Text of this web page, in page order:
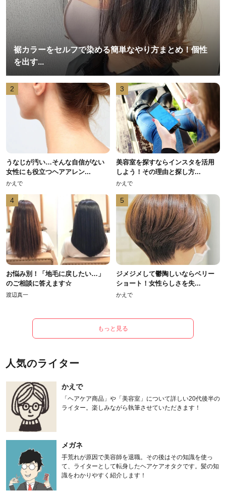
裾カラーをセルフで染める簡単なやり方まとめ！個性
を出す...
2
うなじが汚い…そんな自信がない
女性にも役立つヘアアレン...
かえで
3
美容室を探すならインスタを活用
しよう！その理由と探し方...
かえで
4
お悩み別！「地毛に戻したい…」
のご相談に答えます☆
渡辺真一
5
ジメジメして鬱陶しいならベリー
ショート！女性らしさを失...
かえで
もっと見る
人気のライター
かえで
「ヘアケア商品」や「美容室」について詳しい20代後半の
ライター。楽しみながら執筆させていただきます！
メガネ
手荒れが原因で美容師を退職。その後はその知識を使っ
て、ライターとして転身したヘアケアオタクです。髪の知
識をわかりやすく紹介します！